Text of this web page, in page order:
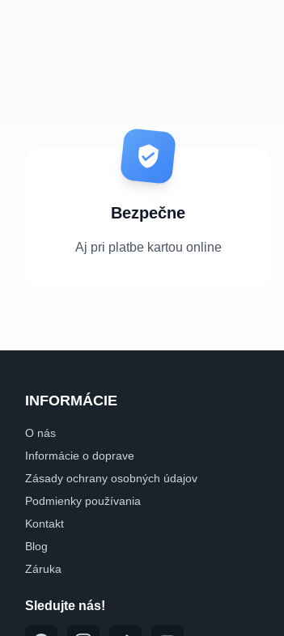
Bezpečne
Aj pri platbe kartou online
INFORMÁCIE
O nás
Informácie o doprave
Zásady ochrany osobných údajov
Podmienky používania
Kontakt
Blog
Záruka
Sledujte nás!